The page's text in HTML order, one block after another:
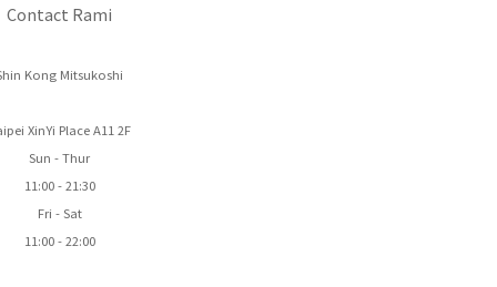
Contact Rami
Kong Mitsukoshi
XinYi Place A11 2F
Sun - Thur
11:00 - 21:30
Fri - Sat
11:00 - 22:00